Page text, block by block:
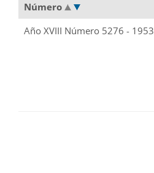
Número
Año XVIII Número 5276 -